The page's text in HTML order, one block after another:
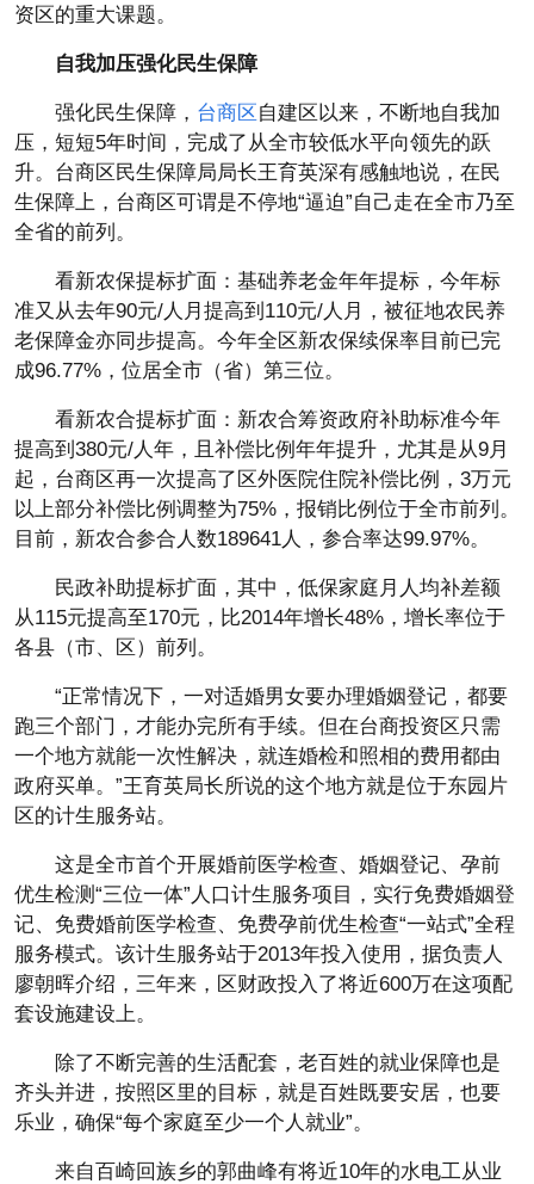
资区的重大课题。
自我加压强化民生保障
强化民生保障， 台商区自建区以来，不断地自我加
压，短短5年时间，完成了从全市较低水平向领先的跃
升。台商区民生保障局局长王育英深有感触地说，在民
生保障上，台商区可谓是不停地“逼迫”自己走在全市乃至
全省的前列。
看新农保提标扩面：基础养老金年年提标，今年标
准又从去年90元/人月提高到110元/人月，被征地农民养
老保障金亦同步提高。今年全区新农保续保率目前已完
成96.77%，位居全市（省）第三位。
看新农合提标扩面：新农合筹资政府补助标准今年
提高到380元/人年，且补偿比例年年提升，尤其是从9月
起，台商区再一次提高了区外医院住院补偿比例，3万元
以上部分补偿比例调整为75%，报销比例位于全市前列。
目前，新农合参合人数189641人，参合率达99.97%。
民政补助提标扩面，其中，低保家庭月人均补差额
从115元提高至170元，比2014年增长48%，增长率位于
各县（市、区）前列。
“正常情况下，一对适婚男女要办理婚姻登记，都要
跑三个部门，才能办完所有手续。但在台商投资区只需
一个地方就能一次性解决，就连婚检和照相的费用都由
政府买单。”王育英局长所说的这个地方就是位于东园片
区的计生服务站。
这是全市首个开展婚前医学检查、婚姻登记、孕前
优生检测“三位一体”人口计生服务项目，实行免费婚姻登
记、免费婚前医学检查、免费孕前优生检查“一站式”全程
服务模式。该计生服务站于2013年投入使用，据负责人
廖朝晖介绍，三年来，区财政投入了将近600万在这项配
套设施建设上。
除了不断完善的生活配套，老百姓的就业保障也是
齐头并进，按照区里的目标，就是百姓既要安居，也要
乐业，确保“每个家庭至少一个人就业”。
来自百崎回族乡的郭曲峰有将近10年的水电工从业